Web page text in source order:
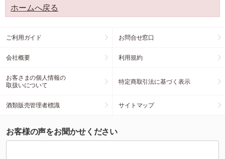
ホームへ戻る
ご利用ガイド お問合せ窓口
会社概要 利用規約
お客さまの個人情報の
取扱いについて
特定商取引法に基づく表示
酒類販売管理者標識 サイトマップ
お客様の声をお聞かせください